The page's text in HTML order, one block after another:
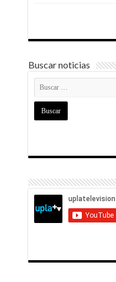
Buscar noticias